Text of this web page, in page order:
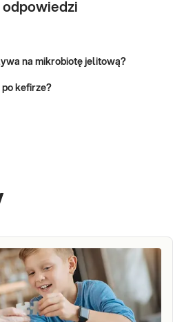
na mikrobiotę jelitową?
po kefirze?